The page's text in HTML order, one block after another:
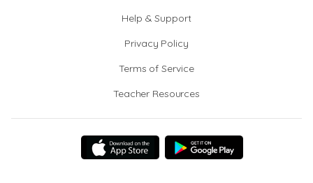
Help & Support
Privacy Policy
Terms of Service
Teacher Resources